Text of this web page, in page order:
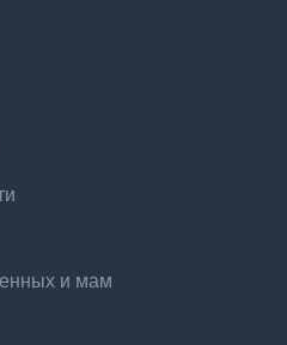
и мам